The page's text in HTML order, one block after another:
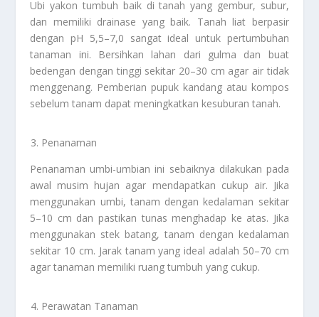
Ubi yakon tumbuh baik di tanah yang gembur, subur,
dan memiliki drainase yang baik. Tanah liat berpasir
dengan pH 5,5–7,0 sangat ideal untuk pertumbuhan
tanaman ini. Bersihkan lahan dari gulma dan buat
bedengan dengan tinggi sekitar 20–30 cm agar air tidak
menggenang. Pemberian pupuk kandang atau kompos
sebelum tanam dapat meningkatkan kesuburan tanah.
Penanaman
Penanaman umbi-umbian ini sebaiknya dilakukan pada
awal musim hujan agar mendapatkan cukup air. Jika
menggunakan umbi, tanam dengan kedalaman sekitar
5–10 cm dan pastikan tunas menghadap ke atas. Jika
menggunakan stek batang, tanam dengan kedalaman
sekitar 10 cm. Jarak tanam yang ideal adalah 50–70 cm
agar tanaman memiliki ruang tumbuh yang cukup.
Perawatan Tanaman